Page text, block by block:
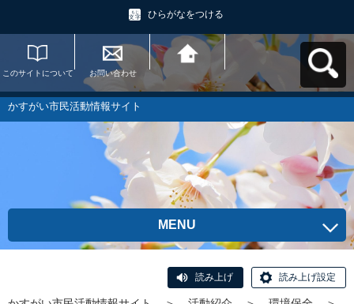
ひらがなをつける
このサイトについて お問い合わせ
かすがい市民活動情
報サイトへ戻る
かすがい市民活動情報サイト
MENU
読み上げ 読み上げ設定